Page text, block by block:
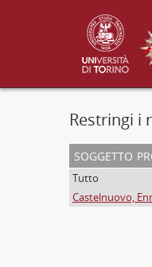
Restringi i
soggetto
Tutto
Castelnuovo,